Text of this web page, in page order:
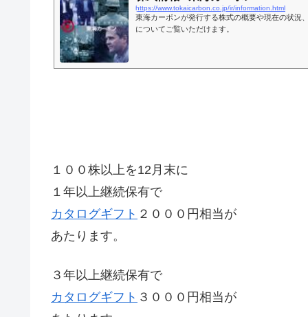
https://www.tokaicarbon.co.jp/ir/information.html
東海カーボンが発行する株式の概要や現在の状況
についてご覧いただけます。
１００株以上を12月末に
１年以上継続保有で
カタログギフト ２０００円相当が
あたります。
３年以上継続保有で
カタログギフト ３０００円相当が